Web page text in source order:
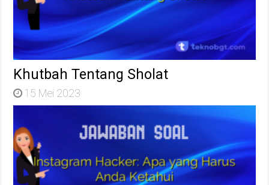
Khutbah Tentang Sholat
15 Mei 2023